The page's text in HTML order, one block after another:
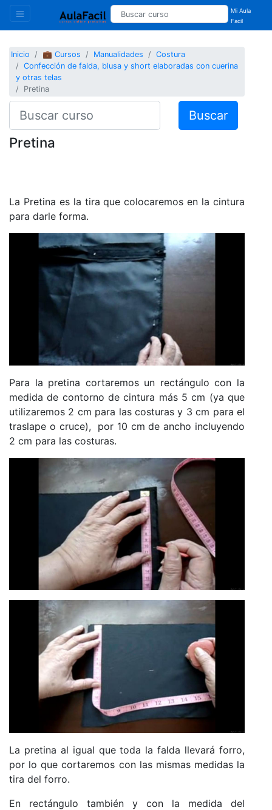
Mi Aula
Facil
Inicio 💼 Cursos Manualidades
Costura
Confección de falda, blusa y short elaboradas con cuerina
y otras telas
Pretina
Buscar
Pretina
La Pretina es la tira que colocaremos en la cintura
para darle forma.
Para la pretina cortaremos un rectángulo con la
medida de contorno de cintura más 5 cm (ya que
utilizaremos 2 cm para las costuras y 3 cm para el
traslape o cruce), por 10 cm de ancho incluyendo
2 cm para las costuras.
La pretina al igual que toda la falda llevará forro,
por lo que cortaremos con las mismas medidas la
tira del forro.
En rectángulo también y con la medida del